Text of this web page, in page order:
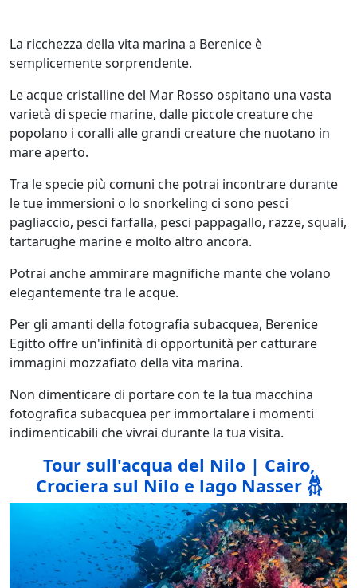
La ricchezza della vita marina a Berenice è
semplicemente sorprendente.
Le acque cristalline del Mar Rosso ospitano una vasta
varietà di specie marine, dalle piccole creature che
popolano i coralli alle grandi creature che nuotano in
mare aperto.
Tra le specie più comuni che potrai incontrare durante
le tue immersioni o lo snorkeling ci sono pesci
pagliaccio, pesci farfalla, pesci pappagallo, razze, squali,
tartarughe marine e molto altro ancora.
Potrai anche ammirare magnifiche mante che volano
elegantemente tra le acque.
Per gli amanti della fotografia subacquea, Berenice
Egitto offre un'infinità di opportunità per catturare
immagini mozzafiato della vita marina.
Non dimenticare di portare con te la tua macchina
fotografica subacquea per immortalare i momenti
indimenticabili che vivrai durante la tua visita.
Tour sull'acqua del Nilo | Cairo,
Crociera sul Nilo e lago Nasser 𓆣